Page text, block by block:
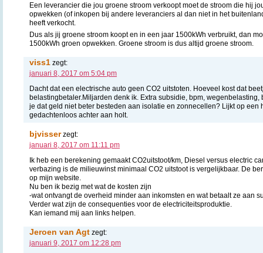
Een leverancier die jou groene stroom verkoopt moet de stroom die hij
opwekken (of inkopen bij andere leveranciers al dan niet in het
heeft verkocht.
Dus als jij groene stroom koopt en in een jaar 1500kWh verbruikt, dan
1500kWh groen opwekken. Groene stroom is dus altijd groene stroom.
viss1 zegt:
januari 8, 2017 om 5:04 pm
Dacht dat een electrische auto geen CO2 uitstoten. Hoeveel kost dat
belastingbetaler.Miljarden denk ik. Extra subsidie, bpm,
je dat geld niet beter besteden aan isolatie en zonnecellen? Lijkt op een
gedachtenloos achter aan holt.
bjvisserzegt:
januari 8, 2017 om 11:11 pm
Ik heb een berekening gemaakt CO2uitstoot/km, Diesel versus electric
verbazing is de milieuwinst minimaal CO2 uitstoot is vergelijkbaar. De
op mijn website.
Nu ben ik bezig met wat de kosten zijn
-wat ontvangt de overheid minder aan inkomsten en wat betaalt ze aan
Verder wat zijn de consequenties voor de electriciteitsproduktie.
Kan iemand mij aan links helpen.
Jeroen van Agt zegt:
januari 9, 2017 om 12:28 pm